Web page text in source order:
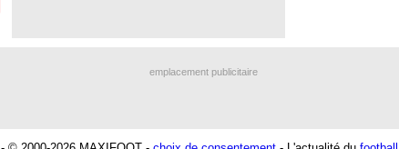
emplacement publicitaire